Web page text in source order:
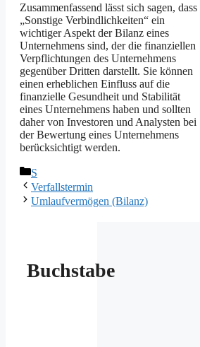
Zusammenfassend lässt sich sagen, dass
„Sonstige Verbindlichkeiten“ ein
wichtiger Aspekt der Bilanz eines
Unternehmens sind, der die finanziellen
Verpflichtungen des Unternehmens
gegenüber Dritten darstellt. Sie können
einen erheblichen Einfluss auf die
finanzielle Gesundheit und Stabilität
eines Unternehmens haben und sollten
daher von Investoren und Analysten bei
der Bewertung eines Unternehmens
berücksichtigt werden.
Kategorien
S
Verfallstermin
Umlaufvermögen (Bilanz)
Buchstabe